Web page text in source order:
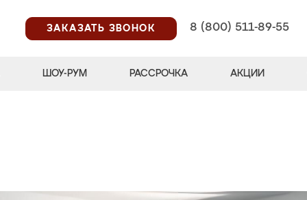
ЗАКАЗАТЬ ЗВОНОК
8 (800) 511-89-55
ШОУ-РУМ РАССРОЧКА АКЦИИ